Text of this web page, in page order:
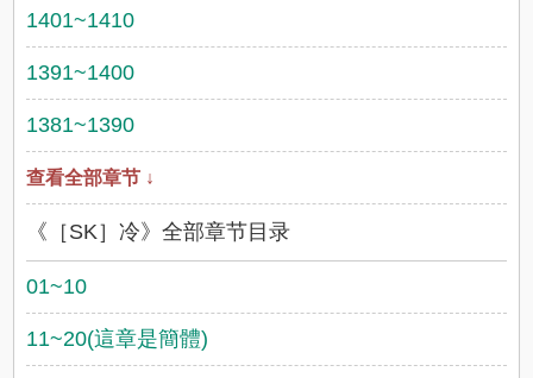
1401~1410
1391~1400
1381~1390
查看全部章节 ↓
《［SK］冷》全部章节目录
01~10
11~20(這章是簡體)